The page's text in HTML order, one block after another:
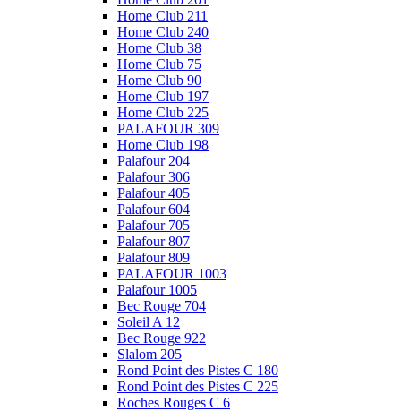
Home Club 211
Home Club 240
Home Club 38
Home Club 75
Home Club 90
Home Club 197
Home Club 225
PALAFOUR 309
Home Club 198
Palafour 204
Palafour 306
Palafour 405
Palafour 604
Palafour 705
Palafour 807
Palafour 809
PALAFOUR 1003
Palafour 1005
Bec Rouge 704
Soleil A 12
Bec Rouge 922
Slalom 205
Rond Point des Pistes C 180
Rond Point des Pistes C 225
Roches Rouges C 6